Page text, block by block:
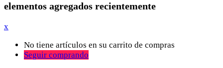
elementos agregados recientemente
x
No tiene artículos en su carrito de compras
Seguir comprando